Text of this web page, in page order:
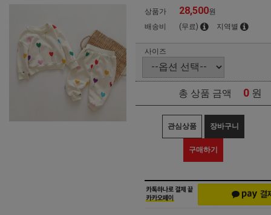
상품가 28,500원
배송비
(무료) 지역별
사이즈
총 상품 금액 0 원
관심상품 장바구니
구매하기